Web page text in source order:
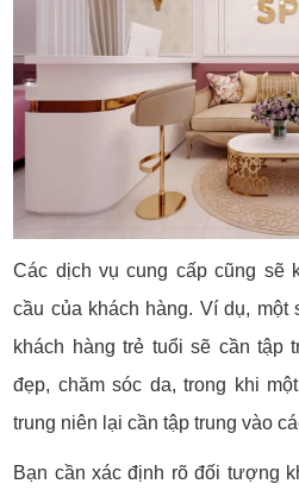
Các dịch vụ cung cấp cũng sẽ
cầu của khách hàng. Ví dụ,
khách hàng trẻ tuổi sẽ cần tập
đẹp, chăm sóc da, trong khi
trung niên lại cần tập trung vào
Bạn cần xác định rõ đối tượng